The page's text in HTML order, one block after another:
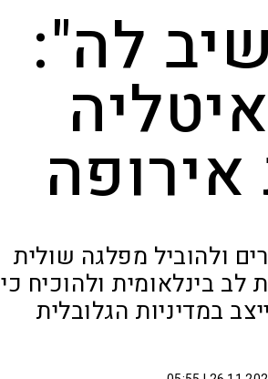
לה":
ולהוביל מפלגה שולית
בינלאומית ולהוכיח כי
במדיניות הגלובלית